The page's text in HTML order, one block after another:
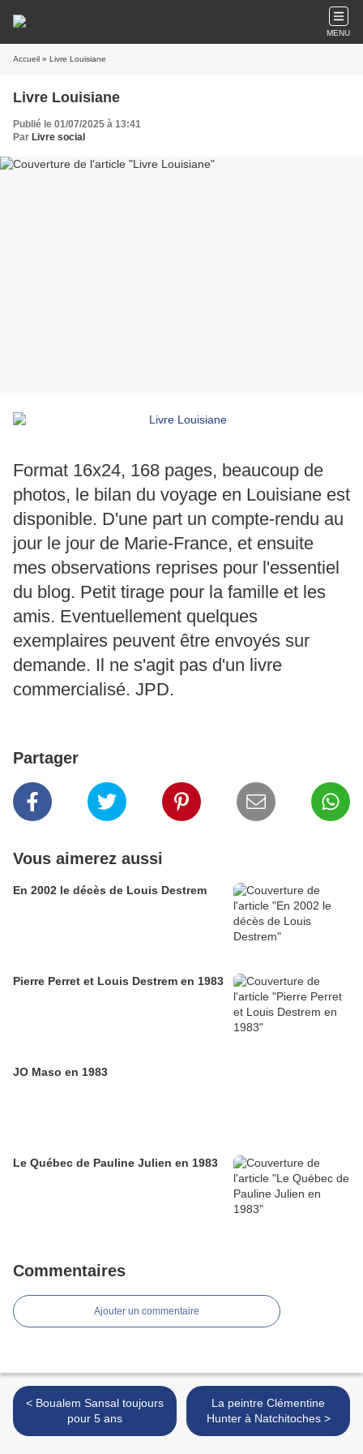
MENU
Accueil » Livre Louisiane
Livre Louisiane
Publié le 01/07/2025 à 13:41
Par Livre social
Format 16x24, 168 pages, beaucoup de
photos, le bilan du voyage en Louisiane est
disponible. D'une part un compte-rendu au
jour le jour de Marie-France, et ensuite
mes observations reprises pour l'essentiel
du blog. Petit tirage pour la famille et les
amis. Eventuellement quelques
exemplaires peuvent être envoyés sur
demande. Il ne s'agit pas d'un livre
commercialisé. JPD.
Partager
Vous aimerez aussi
En 2002 le décès de Louis Destrem
Pierre Perret et Louis Destrem en 1983
JO Maso en 1983
Le Québec de Pauline Julien en 1983
Commentaires
Ajouter un commentaire
< Boualem Sansal toujours
pour 5 ans
La peintre Clémentine
Hunter à Natchitoches >